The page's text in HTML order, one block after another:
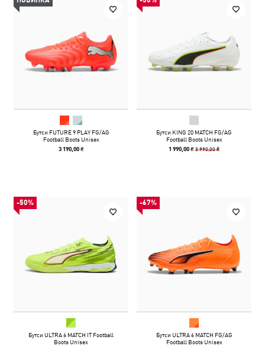
Бутси FUTURE 9 PLAY FG/AG
Football Boots Unisex
3 190,00 ₴
Бутси KING 20 MATCH FG/AG
Football Boots Unisex
1 990,00 ₴3 990,00 ₴
-50%
Бутси ULTRA 6 MATCH IT Football
Boots Unisex
-67%
Бутси ULTRA 6 MATCH FG/AG
Football Boots Unisex